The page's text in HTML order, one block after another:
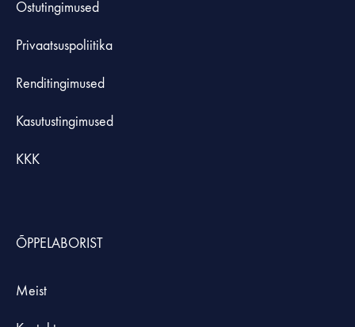
Ostutingimused
Privaatsuspoliitika
Renditingimused
Kasutustingimused
KKK
ÕPPELABORIST
Meist